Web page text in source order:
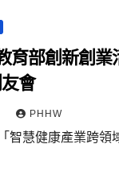
育部創新創業
會
PHHW
智慧健康產業跨領